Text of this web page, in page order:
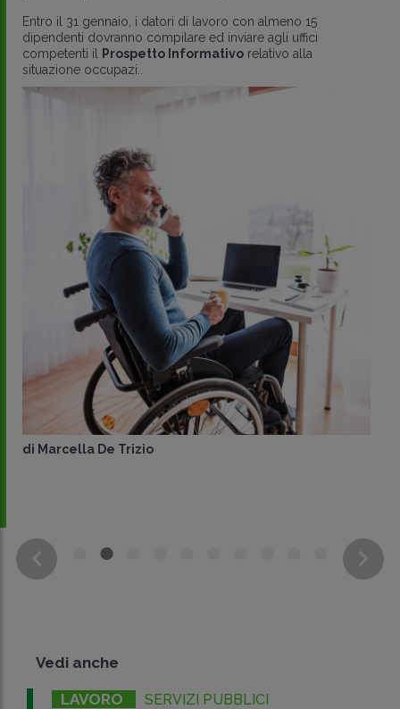
Entro il 31 gennaio, i datori di lavoro con almeno 15
dipendenti dovranno compilare ed inviare agli uffici
competenti il
Prospetto Informativo relativo alla
situazione occupazi..
di Marcella De Trizio
Vedi anche
LAVORO SERVIZI PUBBLICI